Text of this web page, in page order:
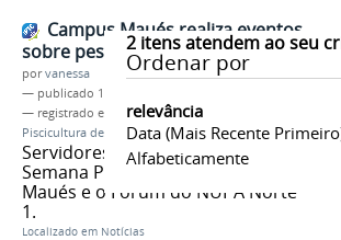
2itens atendem ao seu
Ordenar por
relevância
Data (mais Recente
Alfabeticamente
Campus Maués realiza eventos
sobre pesca e piscicultura
porvanessa
— publicado 12/12/2016
— registrado em:
Campus Maués
Piscicultura de Maués,Fórum do NUPA Norte 1
Servidores e alunos realizaram a
Semana Pesca e Piscicultura de
Maués e o Fórum do NUPA Norte
1.
Localizado em Notícias